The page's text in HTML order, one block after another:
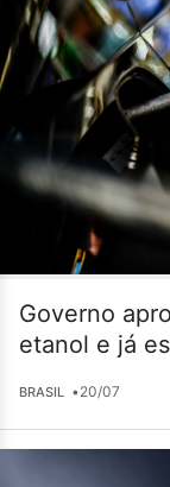
Governo
etanol e já
BRASIL •20/07